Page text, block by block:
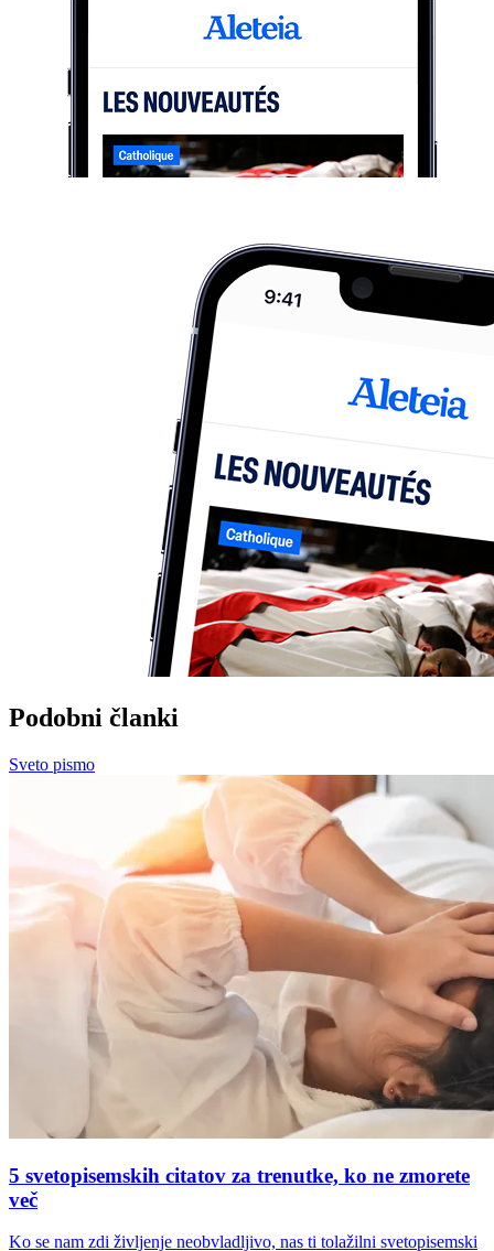
Podobni članki
Sveto pismo
5 svetopisemskih citatov za trenutke, ko ne zmorete
več
Ko se nam zdi življenje neobvladljivo, nas ti tolažilni svetopisemski